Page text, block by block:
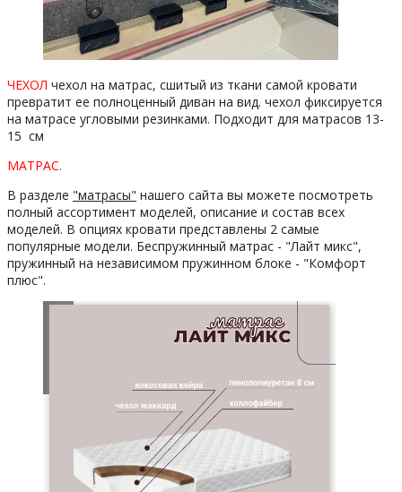
ЧЕХОЛ чехол на матрас, сшитый из ткани самой кровати
превратит ее полноценный диван на вид. чехол фиксируется
на матрасе угловыми резинками. Подходит для матрасов 13-
15 см
МАТРАС.
В разделе "матрасы" нашего сайта вы можете посмотреть
полный ассортимент моделей, описание и состав всех
моделей. В опциях кровати представлены 2 самые
популярные модели. Беспружинный матрас - "Лайт микс",
пружинный на независимом пружинном блоке - "Комфорт
плюс".